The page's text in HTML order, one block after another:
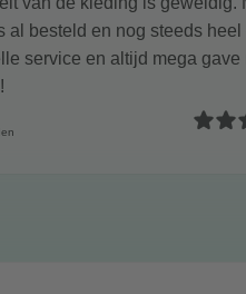
al besteld en nog steeds heel
service en altijd mega gave